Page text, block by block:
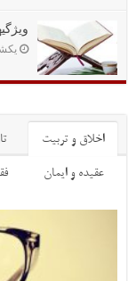
یکشنبه،
اخلاق و تربیت
عقیده و ایمان